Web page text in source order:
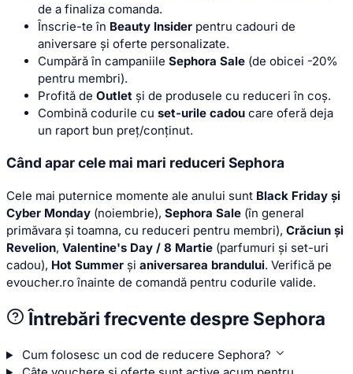
de a finaliza comanda.
Înscrie-te în Beauty Insider pentru cadouri de
aniversare și oferte personalizate.
Cumpără în campaniile Sephora Sale (de obicei -20%
pentru membri).
Profită de Outlet și de produsele cu reduceri în coș.
Combină codurile cu set-urile cadou care oferă deja
un raport bun preț/conținut.
Când apar cele mai mari reduceri Sephora
Cele mai puternice momente ale anului sunt Black Friday și
Cyber Monday (noiembrie), Sephora Sale (în general
primăvara și toamna, cu reduceri pentru membri), Crăciun și
Revelion, Valentine's Day / 8 Martie (parfumuri și set-uri
cadou), Hot Summer și aniversarea brandului. Verifică pe
evoucher.ro înainte de comandă pentru codurile valide.
Întrebări frecvente despre Sephora
Cum folosesc un cod de reducere Sephora?